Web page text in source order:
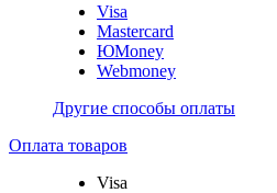
Visa
Mastercard
ЮMoney
Webmoney
Другие способы оплаты
Оплата товаров
Visa